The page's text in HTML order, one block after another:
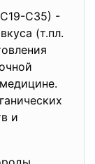
С35) -
(т.пл.
и